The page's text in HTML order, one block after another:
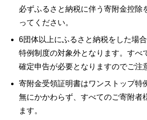
必ずふるさと納税に伴う寄附金控除
ってください。
6団体以上にふるさと納税をした場
特例制度の対象外となります。すべ
確定申告が必要となりますのでご注
寄附金受領証明書はワンストップ特
無にかかわらず、すべてのご寄附者
ます。